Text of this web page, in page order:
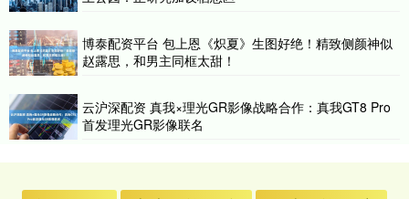
博泰配资平台 包上恩《炽夏》生图好绝！精致侧颜神似
赵露思，和男主同框太甜！
云沪深配资 真我×理光GR影像战略合作：真我GT8 Pro
首发理光GR影像联名